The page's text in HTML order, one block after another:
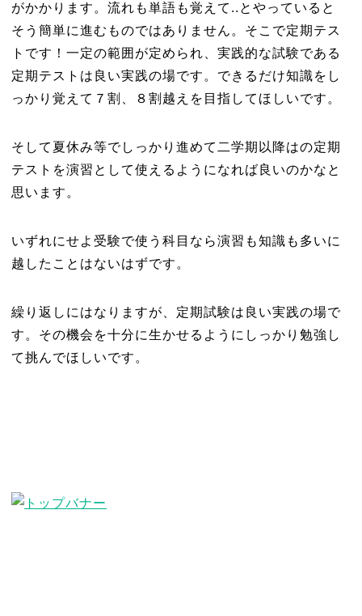
がかかります。流れも単語も覚えて..とやっていると
そう簡単に進むものではありません。そこで定期テス
トです！一定の範囲が定められ、実践的な試験である
定期テストは良い実践の場です。できるだけ知識をし
っかり覚えて７割、８割越えを目指してほしいです。
そして夏休み等でしっかり進めて二学期以降はの定期
テストを演習として使えるようになれば良いのかなと
思います。
いずれにせよ受験で使う科目なら演習も知識も多いに
越したことはないはずです。
繰り返しにはなりますが、定期試験は良い実践の場で
す。その機会を十分に生かせるようにしっかり勉強し
て挑んでほしいです。